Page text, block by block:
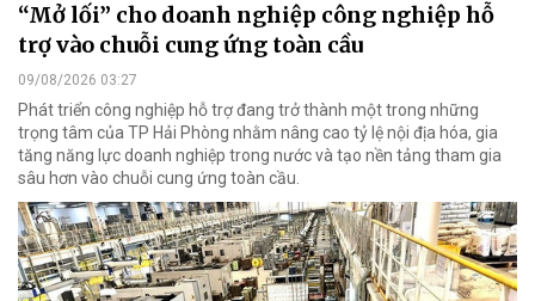
“Mở lối” cho doanh nghiệp công nghiệp hỗ
trợ vào chuỗi cung ứng toàn cầu
09/08/2026 03:27
Phát triển công nghiệp hỗ trợ đang trở thành một trong những
trọng tâm của TP Hải Phòng nhằm nâng cao tỷ lệ nội địa hóa, gia
tăng năng lực doanh nghiệp trong nước và tạo nền tảng tham gia
sâu hơn vào chuỗi cung ứng toàn cầu.